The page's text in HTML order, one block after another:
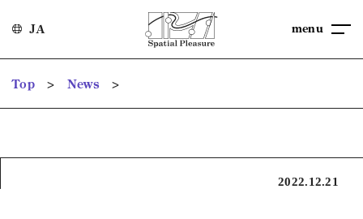
JA menu
Top > News >
2022.12.21